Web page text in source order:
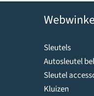
Sleutels
Autosleutel
Sleutel
Kluizen